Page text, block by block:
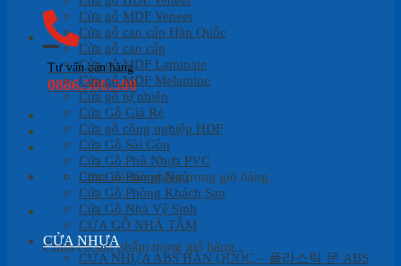
Tư vấn bán hàng
0886.500.500
Chưa có sản phẩm trong giỏ hàng.
Giỏ hàng
Chưa có sản phẩm trong giỏ hàng.
Cửa gỗ MDF Veneer
Cửa gỗ cao cấp Hàn Quốc
Cửa gỗ cao cấp
Cửa gỗ MDF Laminate
Cửa gỗ MDF Melamine
Cửa gỗ tự nhiên
Cửa Gỗ Giá Rẻ
Cửa gỗ công nghiệp HDF
Cửa Gỗ Sài Gòn
Cửa Gỗ Phủ Nhựa PVC
Cửa Gỗ Phòng Ngủ
Cửa Gỗ Phòng Khách Sạn
Cửa Gỗ Nhà Vệ Sinh
CỬA GỖ NHÀ TẮM
CỬA NHỰA
CỬA NHỰA ABS HÀN QUỐC – 플라스틱 문 ABS